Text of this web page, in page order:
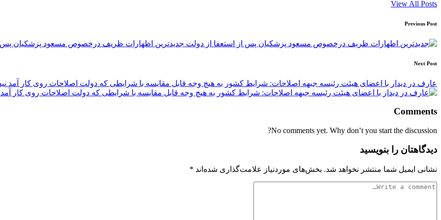
View All Posts
Post
navigation
Previous Post
جدیدترین اظهارات ظریف درخصوص مسعود پزشکیان پس
Next Post
عارف در دیدار با اعضای هیئت رئیسه جبهه اصلاحات: شرایط کشور به هیچ وجه قابل مقایسه با شرایطی که دولت اصلاحات روی کار آمد
Comments
No comments yet. Why don’t you start the discussion?
دیدگاهتان را بنویسید
نشانی ایمیل شما منتشر نخواهد شد. بخش‌های موردنیاز علامت‌گذاری شده‌اند *